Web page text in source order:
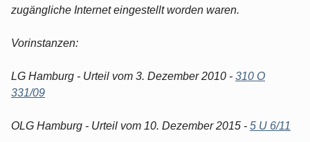
zugängliche Internet eingestellt worden waren.
Vorinstanzen:
LG Hamburg - Urteil vom 3. Dezember 2010 - 310 O
331/09
OLG Hamburg - Urteil vom 10. Dezember 2015 - 5 U 6/11